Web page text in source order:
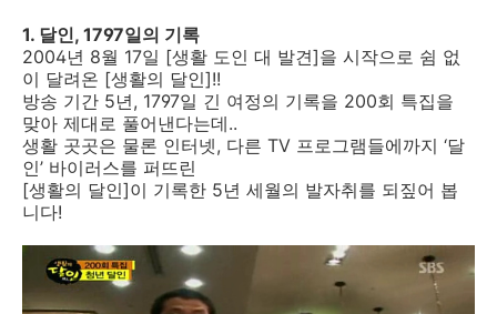
1. 달인, 1797일의 기록
2004년 8월 17일 [생활 도인 대 발견]을 시작으로 쉼 없
이 달려온 [생활의 달인]!!
방송 기간 5년, 1797일 긴 여정의 기록을 200회 특집을
맞아 제대로 풀어낸다는데..
생활 곳곳은 물론 인터넷, 다른 TV 프로그램들에까지 ‘달
인’ 바이러스를 퍼뜨린
[생활의 달인]이 기록한 5년 세월의 발자취를 되짚어 봅
니다!